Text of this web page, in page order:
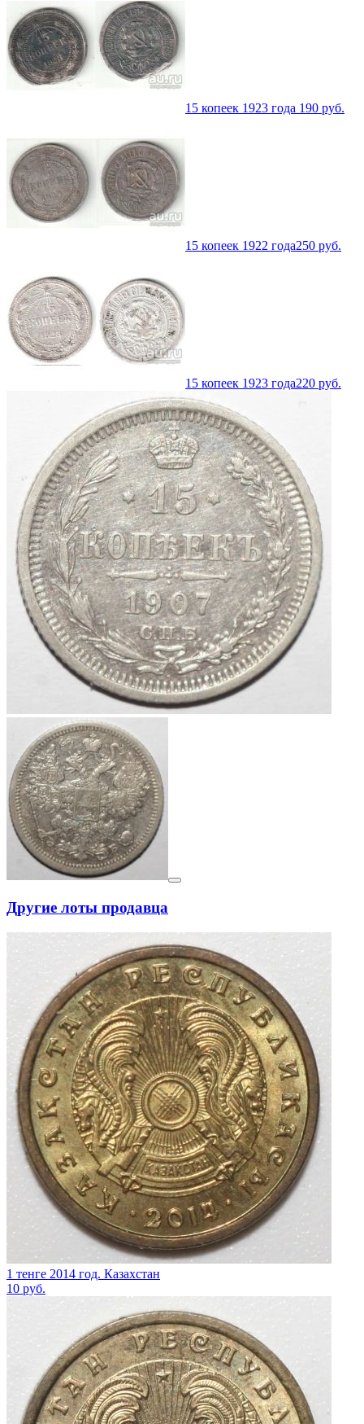
15 копеек 1923 года 190 руб.
15 копеек 1922 года250 руб.
15 копеек 1923 года220 руб.
Другие лоты продавца
1 тенге 2014 год. Казахстан
10 руб.